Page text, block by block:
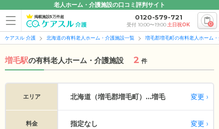
老人ホーム・介護施設の口コミ評判サイト
掲載施設5万件超 0120-579-721
受付 10:00〜19:00土日祝OK 0
ケアスル 介護 北海道の有料老人ホーム・介護施設一覧 増毛郡増毛町の有料老人ホーム
増毛駅の有料老人ホーム・介護施設 2 件
エリア 北海道（増毛郡増毛町）...増毛 変更
料金 指定なし 変更